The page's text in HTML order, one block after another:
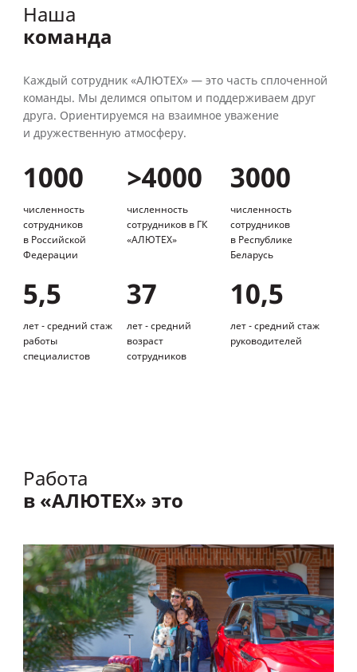
Наша
команда
Каждый сотрудник «АЛЮТЕХ» — это часть сплоченной
команды. Мы делимся опытом и поддерживаем друг
друга. Ориентируемся на взаимное уважение
и дружественную атмосферу.
1000
численность
сотрудников
в Российской
Федерации
>4000
численность
сотрудников в ГК
«АЛЮТЕХ»
3000
численность
сотрудников
в Республике
Беларусь
5,5
лет - средний стаж
работы
специалистов
37
лет - средний
возраст
сотрудников
10,5
лет - средний стаж
руководителей
Работа
в «АЛЮТЕХ» это